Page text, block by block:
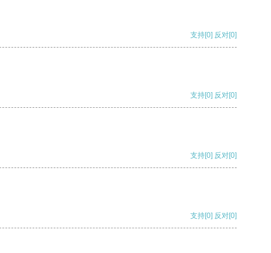
支持[0] 反对[0]
支持[0] 反对[0]
支持[0] 反对[0]
支持[0] 反对[0]